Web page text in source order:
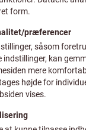
for